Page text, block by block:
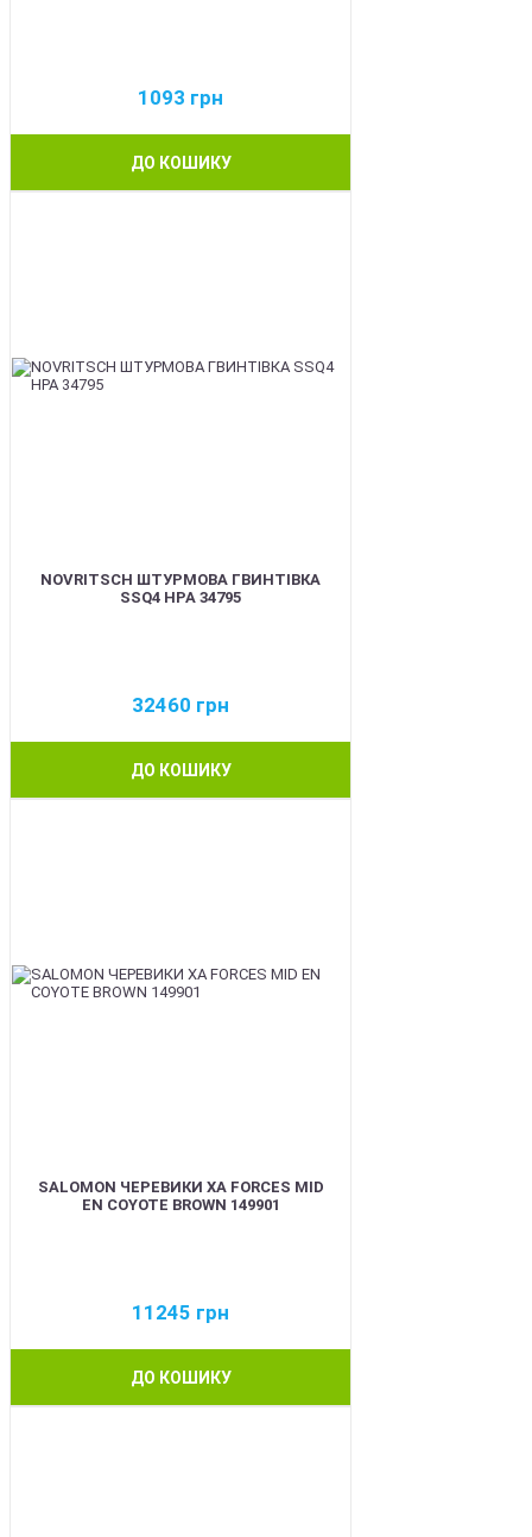
1093 грн
ДО КОШИКУ
NOVRITSCH ШТУРМОВА ГВИНТІВКА
SSQ4 HPA 34795
32460 грн
ДО КОШИКУ
SALOMON ЧЕРЕВИКИ XA FORCES MID
EN COYOTE BROWN 149901
11245 грн
ДО КОШИКУ